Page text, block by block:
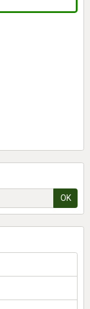
OK